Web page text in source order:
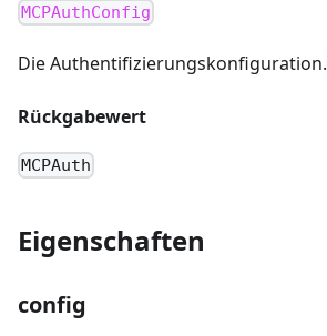
MCPAuthConfig
Die Authentifizierungskonfiguration.
Rückgabewert
MCPAuth
Eigenschaften
config